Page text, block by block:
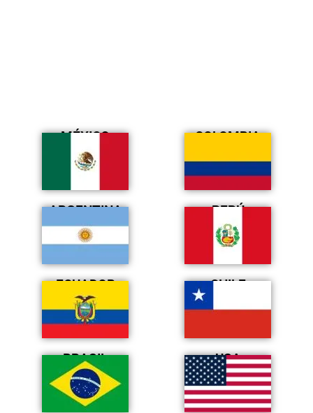
MÉXICO COLOMBIA
ARGENTINA PERÚ
ECUADOR CHILE
BRASIL USA